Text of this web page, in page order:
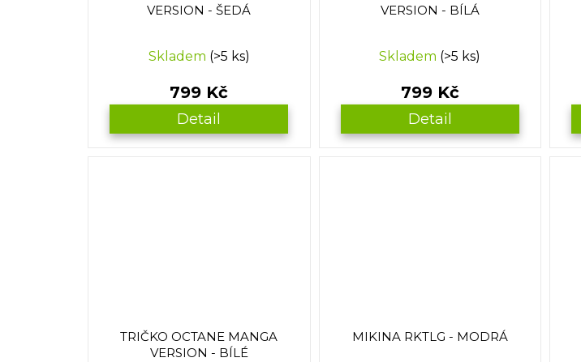
VERSION - ŠEDÁ
Skladem (>5 ks)
799 Kč
Detail
VERSION - BÍLÁ
Skladem (>5 ks)
799 Kč
Detail
TRIČKO OCTANE MANGA
VERSION - BÍLÉ
MIKINA RKTLG - MODRÁ